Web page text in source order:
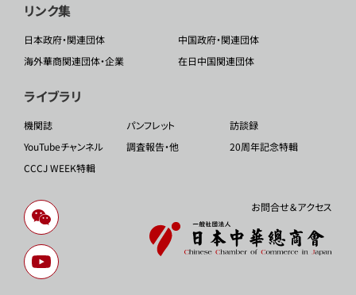
リンク集
日本政府・関連団体
中国政府・関連団体
海外華商関連団体・企業
在日中国関連団体
ライブラリ
機関誌 パンフレット
訪談録
YouTubeチャンネル
調査報告・他
20周年記念特輯
CCCJ WEEK特輯
お問合せ＆アクセス